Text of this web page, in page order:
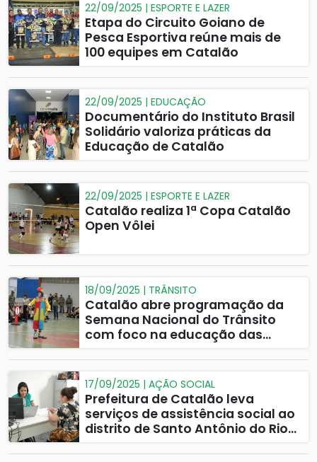
22/09/2025 | ESPORTE E LAZER
Etapa do Circuito Goiano de
Pesca Esportiva reúne mais de
100 equipes em Catalão
22/09/2025 | EDUCAÇÃO
Documentário do Instituto Brasil
Solidário valoriza práticas da
Educação de Catalão
22/09/2025 | ESPORTE E LAZER
Catalão realiza 1ª Copa Catalão
Open Vôlei
18/09/2025 | TRÂNSITO
Catalão abre programação da
Semana Nacional do Trânsito
com foco na educação das
17/09/2025 | AÇÃO SOCIAL
Prefeitura de Catalão leva
serviços de assistência social ao
distrito de Santo Antônio do Rio